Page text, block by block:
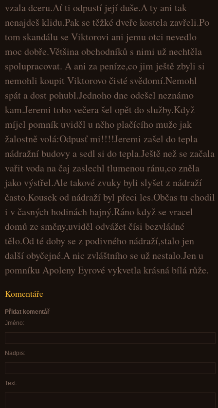
vzala dceru.Ať ti odpustí její duše.A ty ani tak
nenajdeš klidu.Pak se těžké dveře kostela zavřeli.Po
tom skandálu se Viktorovi ani jemu otci nevedlo
moc dobře.Většina obchodníků s nimi už nechtěla
spolupracovat. A ani za peníze,co jim ještě zbyli si
nemohli koupit Viktorovo čisté svědomí.Nemohl
spát a dost pohubl.Jednoho dne odešel neznámo
kam.Jeremi toho večera šel opět do služby.Když
míjel pomník uviděl u něho plačícího muže jak
žalostně volá:Odpusť mi!!!!Jeremi zašel do tepla
nádražní budovy a sedl si do tepla.Ještě než se začala
vařit voda na čaj zaslechl tlumenou ránu,co zněla
jako výstřel.Ale takové zvuky byli slyšet z nádraží
často.Kousek od nádraží byl přeci les.Občas tu chodil
i v časných hodinách hajný.Ráno když se vracel
domů ze směny,uviděl odvážet čísi bezvládné
tělo.Od té doby se z podivného nádraží,stalo jen
další obyčejné.A nic zvláštního se už nestalo.Jen u
pomníku Apoleny Eyrové vykvetla krásná bílá růže.
Komentáře
Přidat komentář
Jméno:
Nadpis:
Text: